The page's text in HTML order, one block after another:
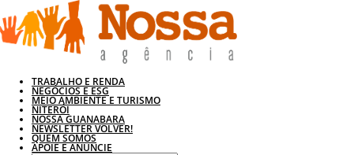
TRABALHO E RENDA
NEGÓCIOS E ESG
MEIO AMBIENTE E TURISMO
NITERÓI
NOSSA GUANABARA
NEWSLETTER VOLVER!
QUEM SOMOS
APOIE E ANUNCIE